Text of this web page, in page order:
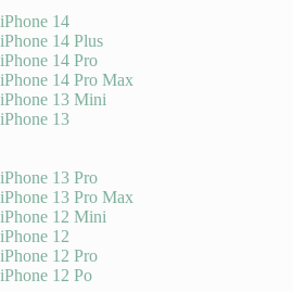
iPhone 14
iPhone 14 Plus
iPhone 14 Pro
iPhone 14 Pro Max
iPhone 13 Mini
iPhone 13
iPhone 13 Pro
iPhone 13 Pro Max
iPhone 12 Mini
iPhone 12
iPhone 12 Pro
iPhone 12 Po